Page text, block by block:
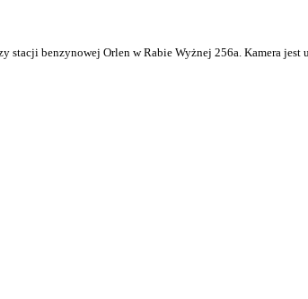
stacji benzynowej Orlen w Rabie Wyżnej 256a. Kamera jest